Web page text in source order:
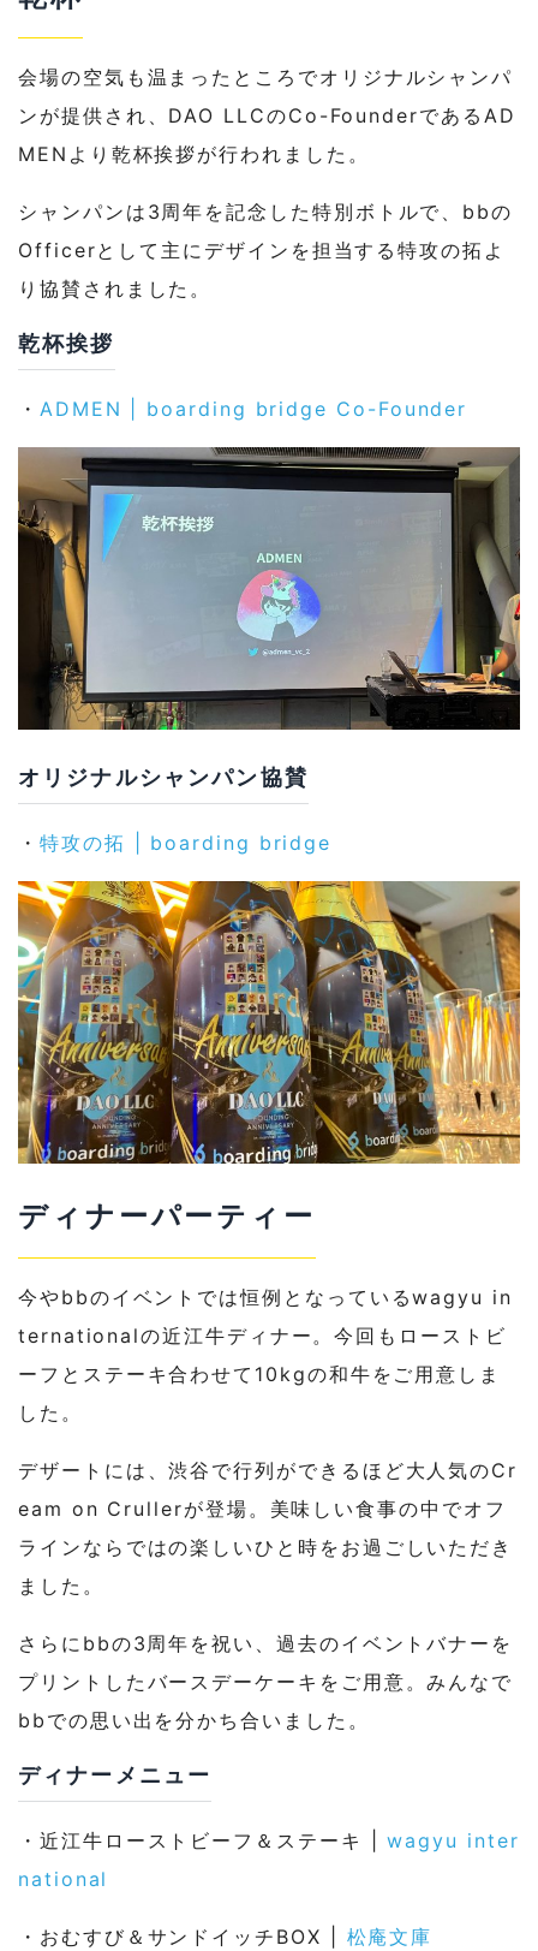
会場の空気も温まったところでオリジナルシャンパ
ンが提供され、DAO LLCのCo-FounderであるAD
MENより乾杯挨拶が行われました。
シャンパンは3周年を記念した特別ボトルで、bbの
Officerとして主にデザインを担当する特攻の拓よ
り協賛されました。
乾杯挨拶
・ ADMEN | boarding bridge Co-Founder
オリジナルシャンパン協賛
・ 特攻の拓 | boarding bridge
ディナーパーティー
今やbbのイベントでは恒例となっているwagyu in
ternationalの近江牛ディナー。今回もローストビ
ーフとステーキ合わせて10kgの和牛をご用意しま
した。
デザートには、渋谷で行列ができるほど大人気のCr
eam on Crullerが登場。美味しい食事の中でオフ
ラインならではの楽しいひと時をお過ごしいただき
ました。
さらにbbの3周年を祝い、過去のイベントバナーを
プリントしたバースデーケーキをご用意。みんなで
bbでの思い出を分かち合いました。
ディナーメニュー
・近江牛ローストビーフ＆ステーキ |wagyu inter
national
・おむすび＆サンドイッチBOX | 松庵文庫